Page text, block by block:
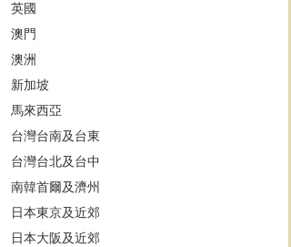
英國
澳門
澳洲
新加坡
馬來西亞
台灣台南及台東
台灣台北及台中
南韓首爾及濟州
日本東京及近郊
日本大阪及近郊